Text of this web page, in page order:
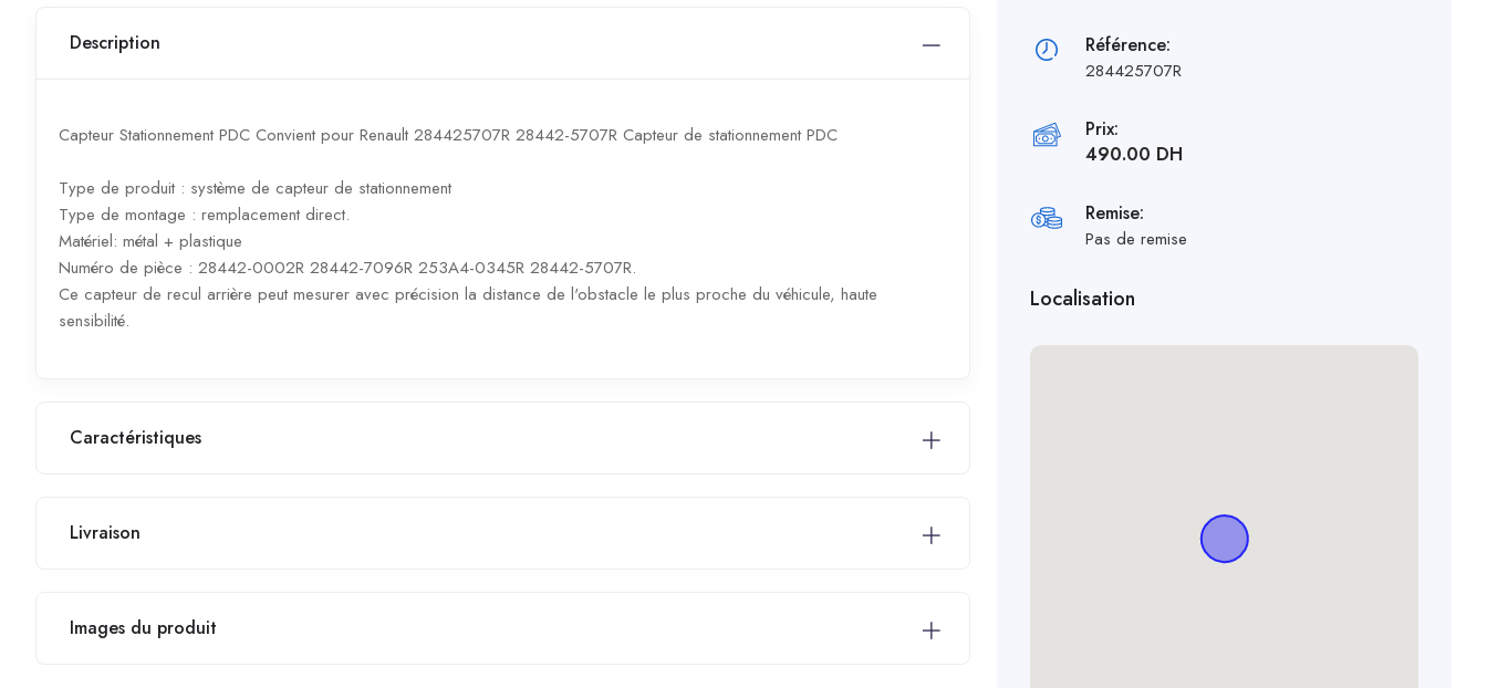
Description
Capteur Stationnement PDC Convient pour Renault 284425707R 28442-5707R Capteur de stationnement PDC
Type de produit : système de capteur de stationnement
Type de montage : remplacement direct.
Matériel: métal + plastique
Numéro de pièce : 28442-0002R 28442-7096R 253A4-0345R 28442-5707R.
Ce capteur de recul arrière peut mesurer avec précision la distance de l'obstacle le plus proche du véhicule, haute
sensibilité.
Caractéristiques
Livraison
Images du produit
Référence:
284425707R
Prix:
490.00 DH
Remise:
Pas de remise
Localisation